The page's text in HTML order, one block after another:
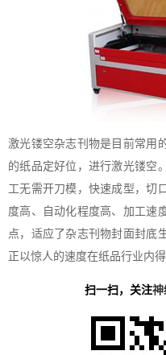
激光镂空杂志刊物是目前常用
的纸品定好位，进行激光镂空
工无需开刀模，快速成型，切
度高、自动化程度高、加工速
点，适应了杂志刊物封面封底
正以惊人的速度在纸品行业内得
扫一扫，关注神